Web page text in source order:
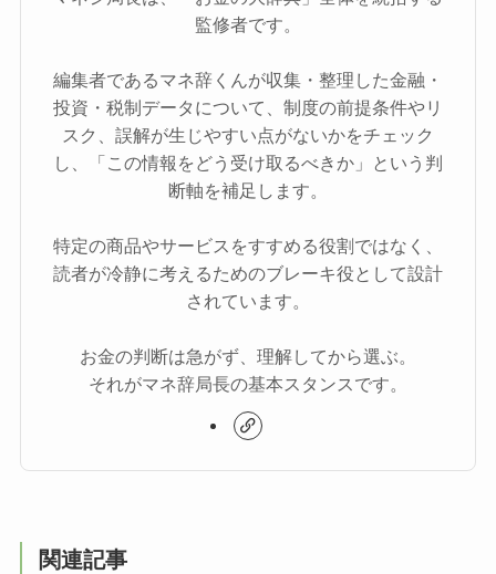
監修者です。
編集者であるマネ辞くんが収集・整理した金融・
投資・税制データについて、制度の前提条件やリ
スク、誤解が生じやすい点がないかをチェック
し、「この情報をどう受け取るべきか」という判
断軸を補足します。
特定の商品やサービスをすすめる役割ではなく、
読者が冷静に考えるためのブレーキ役として設計
されています。
お金の判断は急がず、理解してから選ぶ。
それがマネ辞局長の基本スタンスです。
関連記事